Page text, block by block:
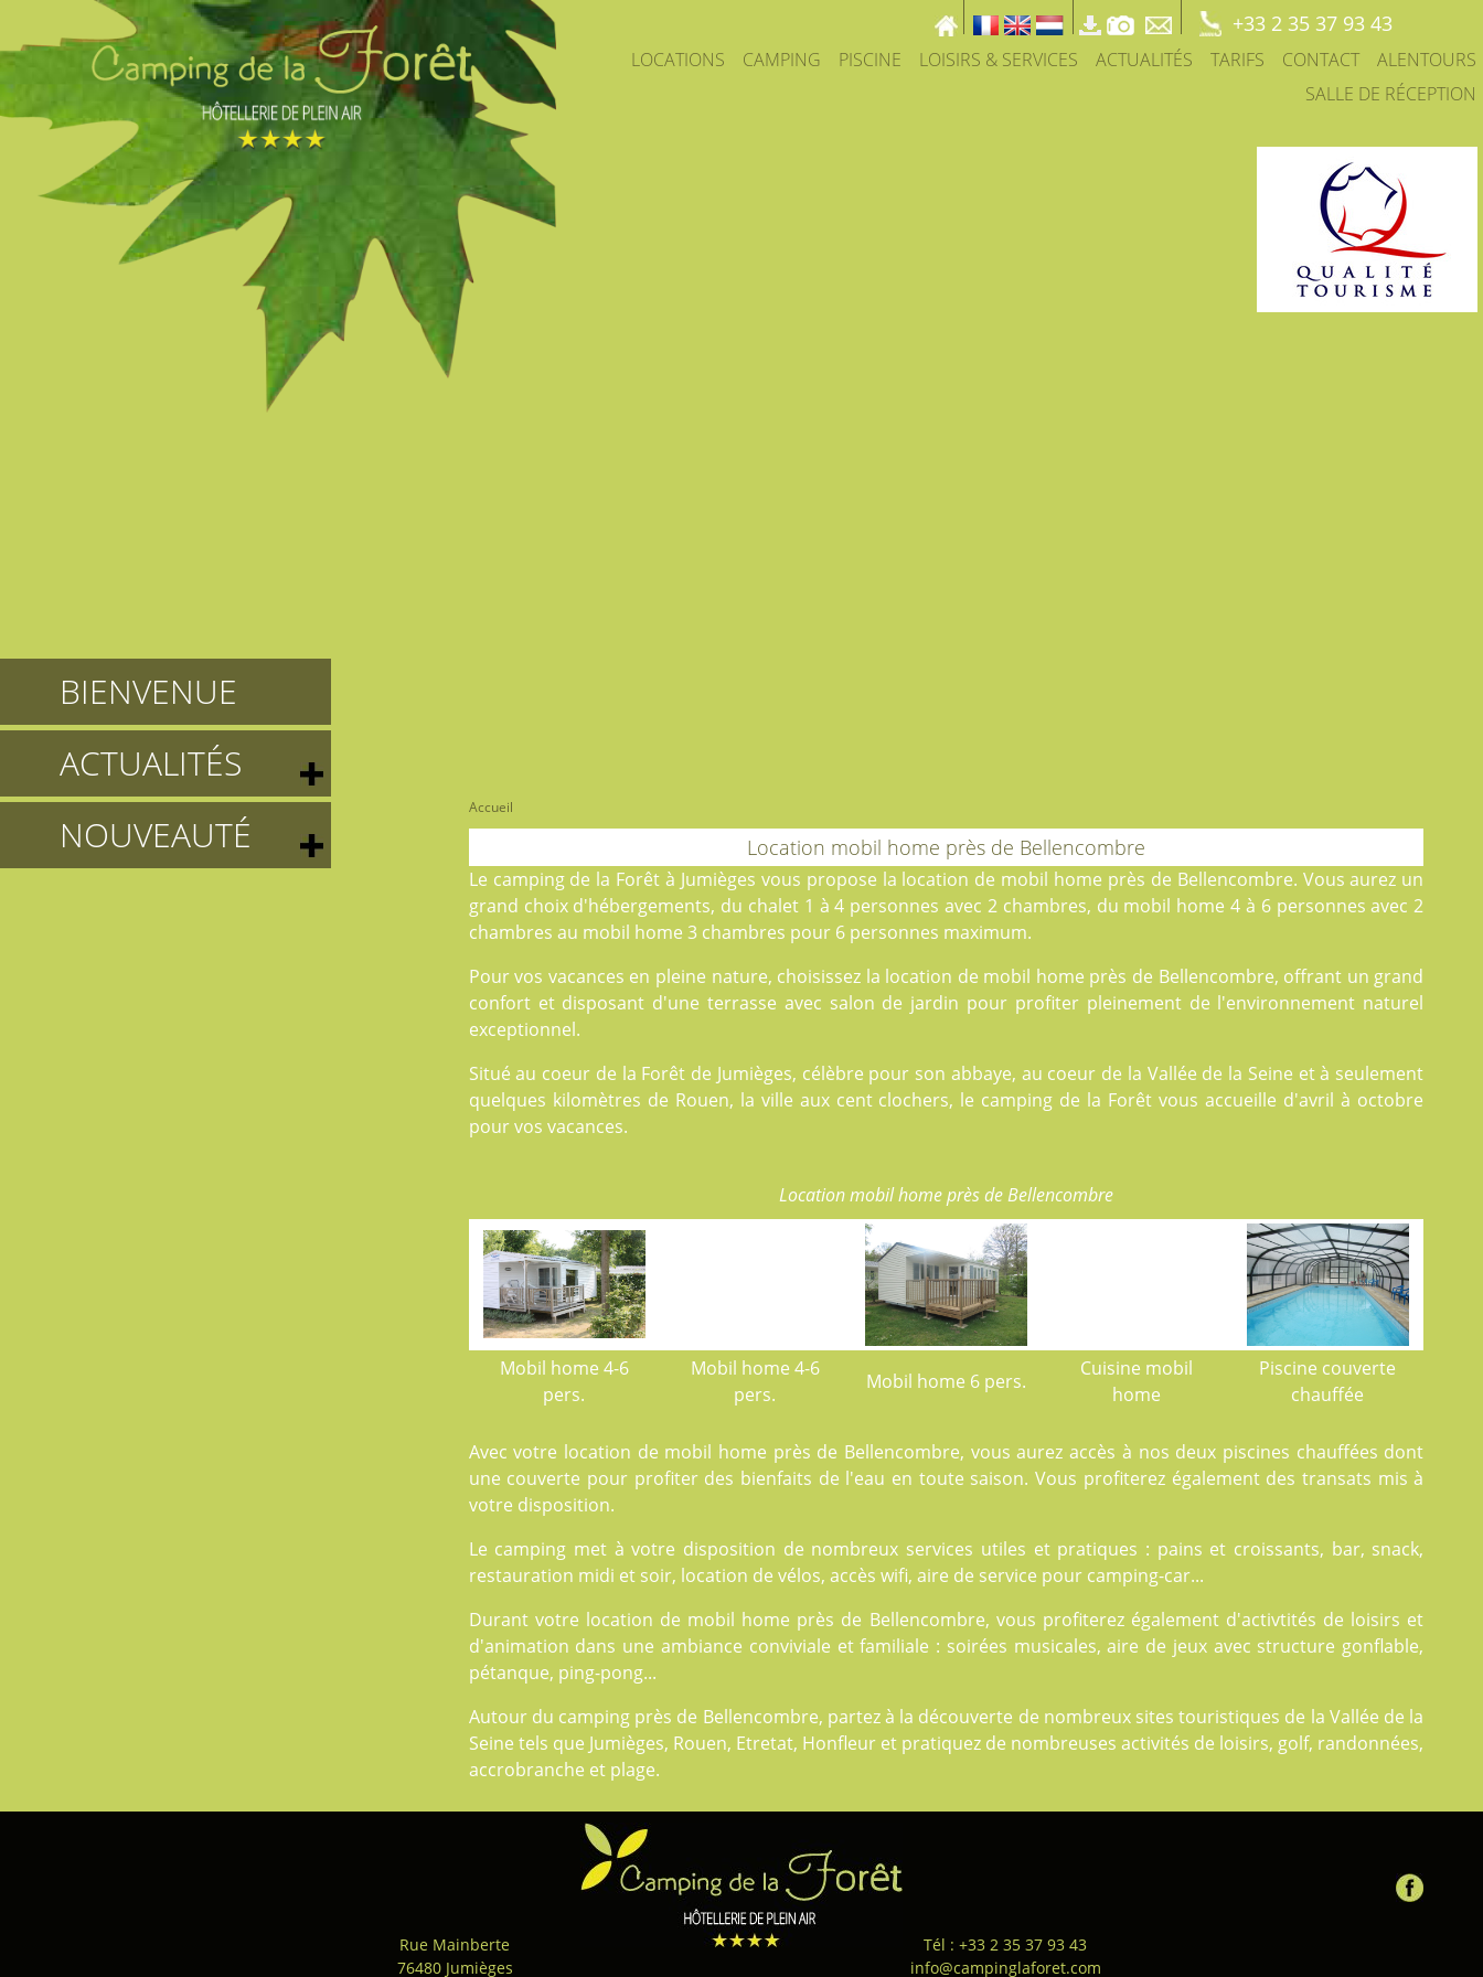
+33 2 35 37 93 43
LOCATIONS CAMPING PISCINE LOISIRS & SERVICES ACTUALITÉS TARIFS CONTACT
ALENTOURS
SALLE DE RÉCEPTION
BIENVENUE
ACTUALITÉS
NOUVEAUTÉ
Accueil
Location mobil home près de Bellencombre
Le camping de la Forêt à Jumièges vous propose la location de mobil home près de Bellencombre. Vous aurez un
grand choix d'hébergements, du chalet 1 à 4 personnes avec 2 chambres, du mobil home 4 à 6 personnes avec 2
chambres au mobil home 3 chambres pour 6 personnes maximum.
Pour vos vacances en pleine nature, choisissez la location de mobil home près de Bellencombre, offrant un grand
confort et disposant d'une terrasse avec salon de jardin pour profiter pleinement de l'environnement naturel
exceptionnel.
Situé au coeur de la Forêt de Jumièges, célèbre pour son abbaye, au coeur de la Vallée de la Seine et à seulement
quelques kilomètres de Rouen, la ville aux cent clochers, le camping de la Forêt vous accueille d'avril à octobre
pour vos vacances.
Location mobil home près de Bellencombre
Mobil home 4-6
pers.
Mobil home 4-6
pers.
Mobil home 6 pers.
Cuisine mobil
home
Piscine couverte
chauffée
Avec votre location de mobil home près de Bellencombre, vous aurez accès à nos deux piscines chauffées dont
une couverte pour profiter des bienfaits de l'eau en toute saison. Vous profiterez également des transats mis à
votre disposition.
Le camping met à votre disposition de nombreux services utiles et pratiques : pains et croissants, bar, snack,
restauration midi et soir, location de vélos, accès wifi, aire de service pour camping-car...
Durant votre location de mobil home près de Bellencombre, vous profiterez également d'activtités de loisirs et
d'animation dans une ambiance conviviale et familiale : soirées musicales, aire de jeux avec structure gonflable,
pétanque, ping-pong...
Autour du camping près de Bellencombre, partez à la découverte de nombreux sites touristiques de la Vallée de la
Seine tels que Jumièges, Rouen, Etretat, Honfleur et pratiquez de nombreuses activités de loisirs, golf, randonnées,
accrobranche et plage.
Rue Mainberte
76480 Jumièges
Tél : +33 2 35 37 93 43
info@campinglaforet.com